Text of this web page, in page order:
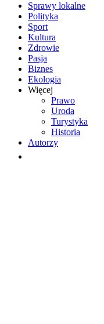
Sprawy lokalne
Polityka
Sport
Kultura
Zdrowie
Pasja
Biznes
Ekologia
Więcej
Prawo
Uroda
Turystyka
Historia
Autorzy